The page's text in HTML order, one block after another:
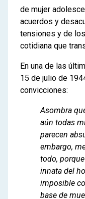
de mujer
acuerdos y
tensiones y de
cotidiana que
En una de las
15 de julio de
convicciones:
Asombra
aún todas
parecen
embargo,
todo,
innata del
imposible
base de